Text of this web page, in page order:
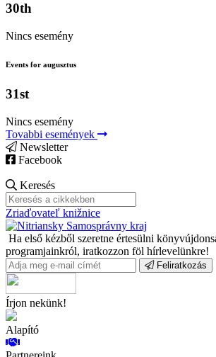
30th
Nincs esemény
Events for augusztus
31st
Nincs esemény
Tovabbi események
Newsletter
Facebook
Keresés
Zriaďovateľ knižnice
Ha első kézből szeretne értesülni
programjainkról, iratkozzon föl hírlevelünkre!
Feliratkozás
Írjon nekünk!
Alapító